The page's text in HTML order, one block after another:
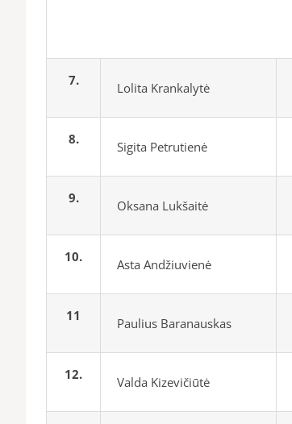
7. Lolita Krankalytė
8. Sigita Petrutienė
9. Oksana Lukšaitė
10. Asta Andžiuvienė
11 Paulius Baranauskas
12. Valda Kizevičiūtė